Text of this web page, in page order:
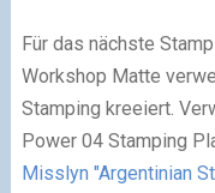
Für das nächste
Workshop Matte
Stamping kreeiert.
Power 04 Stamping
Misslyn "Argentinian